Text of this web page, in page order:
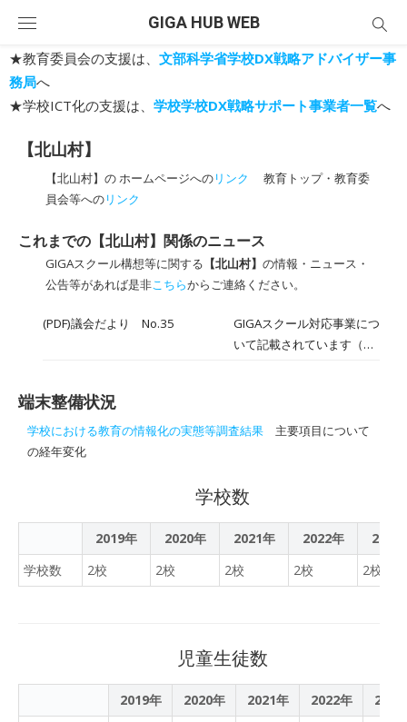
content
GIGA HUB WEB
★教育委員会の支援は、 文部科学省学校DX戦略アドバイザー事
務局へ
★学校ICT化の支援は、 学校学校DX戦略サポート事業者一覧へ
【北山村】
【北山村】の ホームページへのリンク
教育トップ・教育委
員会等へのリンク
これまでの【北山村】関係のニュース
GIGAスクール構想等に関する 【北山村】 の情報・ニュース・
公告等があれば是非こちらからご連絡ください。
(PDF)議会だより No.35
GIGAスクール対応事業につ
いて記載されています（5
端末整備状況
学校における教育の情報化の実態等調査結果 主要項目について
の経年変化
学校数
2019年 2020年 2021年 2022年
2023
学校数
2校 2校 2校 2校 2校
児童生徒数
2019年 2020年 2021年 2022年
2023